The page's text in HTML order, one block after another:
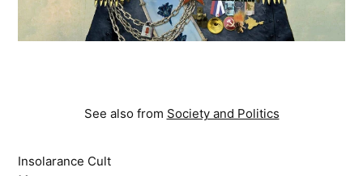
See also from Society and Politics
Insolarance Cult